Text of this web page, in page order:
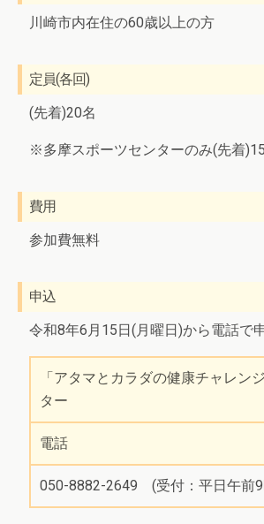
川崎市内在住の60歳以上の方
定員(各回)
(先着)20名
※多摩スポーツセンターのみ(先着)15
費用
参加費無料
申込
令和8年6月15日(月曜日)から電話で
「アタマとカラダの健康チャレン
ター
電話
050-8882-2649 (受付：平日午前9